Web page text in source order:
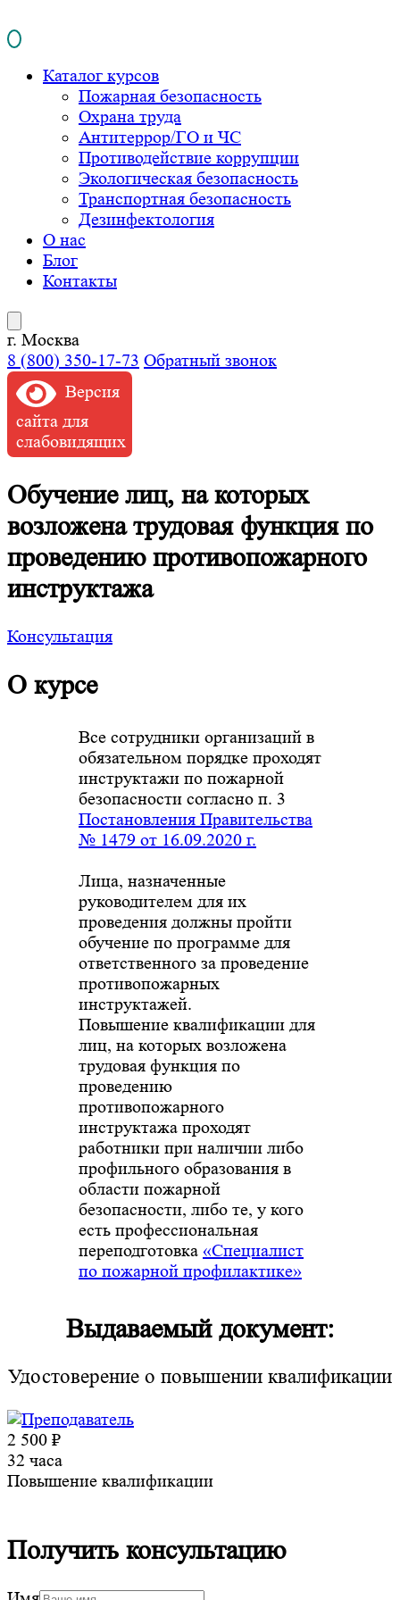
Каталог курсов
Пожарная безопасность
Охрана труда
Антитеррор/ГО и ЧС
Противодействие коррупции
Экологическая безопасность
Транспортная безопасность
Дезинфектология
О нас
Блог
Контакты
г. Москва
8 (800) 350-17-73 Обратный звонок
Версия
сайта для
слабовидящих
Обучение лиц, на которых
возложена трудовая функция по
проведению противопожарного
инструктажа
Консультация
О курсе
Все сотрудники организаций в
обязательном порядке проходят
инструктажи по пожарной
безопасности согласно п. 3
Постановления Правительства
№ 1479 от 16.09.2020 г.
Лица, назначенные
руководителем для их
проведения должны пройти
обучение по программе для
ответственного за проведение
противопожарных
инструктажей.
Повышение квалификации для
лиц, на которых возложена
трудовая функция по
проведению
противопожарного
инструктажа проходят
работники при наличии либо
профильного образования в
области пожарной
безопасности, либо те, у кого
есть профессиональная
переподготовка «Специалист
по пожарной профилактике»
Выдаваемый документ:
Удостоверение о повышении квалификации
2 500 ₽
32 часа
Повышение квалификации
Получить консультацию